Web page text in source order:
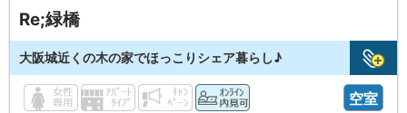
Re;緑橋
大阪城近くの木の家でほっこりシェア暮らし♪
空室